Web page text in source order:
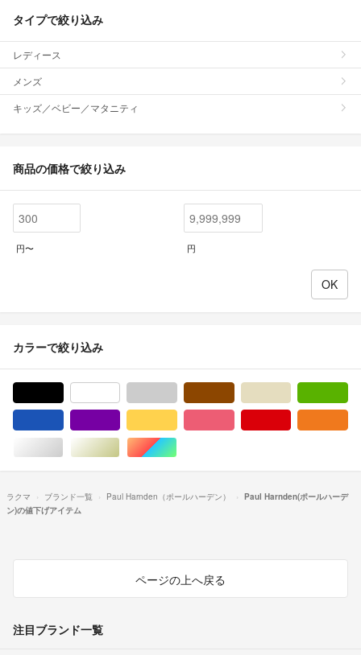
タイプで絞り込み
レディース
メンズ
キッズ／ベビー／マタニティ
商品の価格で絞り込み
円〜 円
カラーで絞り込み
シルバー/銀色系ゴールド/金色系マルチカラー
ラクマ ブランド一覧 Paul Harnden（ポールハーデン）
Paul Harnden(ポールハーデ
ン)の値下げアイテム
ページの上へ戻る
注目ブランド一覧